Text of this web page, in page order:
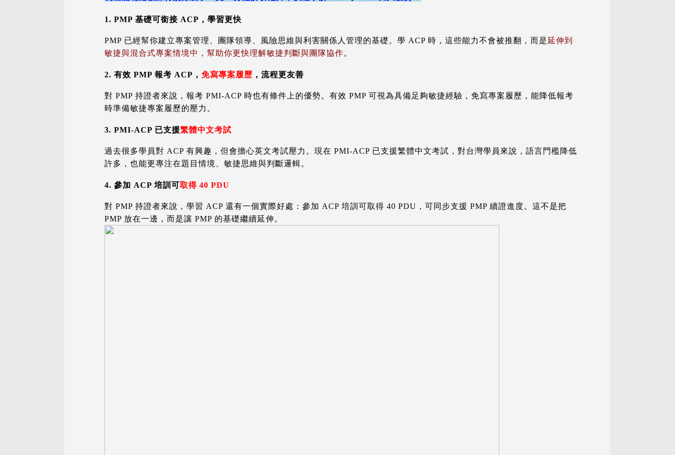
1. PMP 基礎可銜接 ACP，學習更快
PMP 已經幫你建立專案管理、團隊領導、風險思維與利害關係人管理的基礎。學 ACP 時，這些能力不會被推翻，而是延伸到
敏捷與混合式專案情境中，幫助你更快理解敏捷判斷與團隊協作。
2. 有效 PMP 報考 ACP，免寫專案履歷 ，流程更友善
對 PMP 持證者來說，報考 PMI-ACP 時也有條件上的優勢。有效 PMP 可視為具備足夠敏捷經驗，免寫專案履歷，能降低報考
時準備敏捷專案履歷的壓力。
3. PMI-ACP 已支援繁體中文考試
過去很多學員對 ACP 有興趣，但會擔心英文考試壓力。現在 PMI-ACP 已支援繁體中文考試，對台灣學員來說，語言門檻降低
許多，也能更專注在題目情境、敏捷思維與判斷邏輯。
4. 參加 ACP 培訓可取得 40 PDU
對 PMP 持證者來說，學習 ACP 還有一個實際好處：參加 ACP 培訓可取得 40 PDU，可同步支援 PMP 續證進度。這不是把
PMP 放在一邊，而是讓 PMP 的基礎繼續延伸。